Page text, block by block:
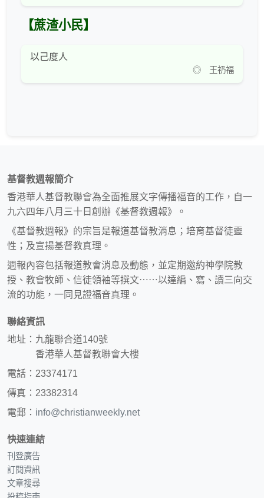
【蔗渣小民】
以己度人
◎ 王礽福
基督教週報簡介
香港華人基督教聯會為全面推展文字傳播福音的工作，自一
九六四年八月三十日創辦《基督教週報》。
《基督教週報》的宗旨是報道基督教消息；培育基督徒靈
性；及宣揚基督教真理。
週報內容包括報道教會消息及動態，並定期邀約神學院教
授、教會牧師、信徒領袖等撰文⋯⋯以達編、寫、讀三向交
流的功能，一同見證福音真理。
聯絡資訊
地址：九龍聯合道140號
香港華人基督教聯會大樓
電話：23374171
傳真：23382314
電郵： info@christianweekly.net
快速連結
刊登廣告
訂閱資訊
文章搜尋